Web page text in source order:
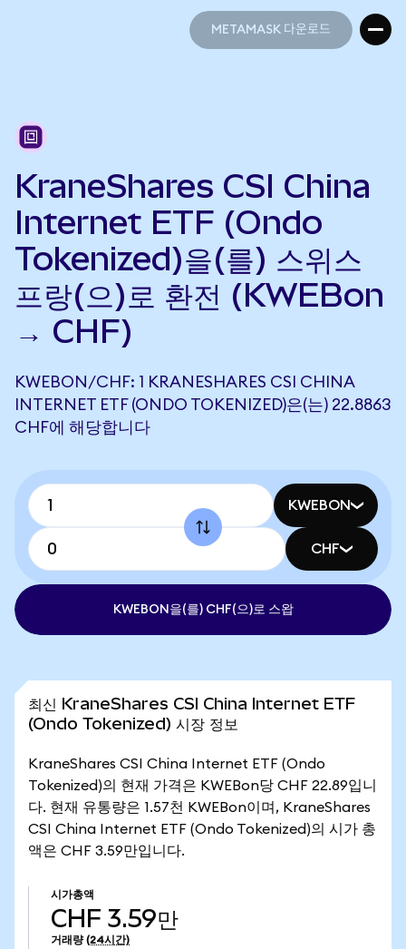
METAMASK 다운로드
KraneShares CSI China
Internet ETF (Ondo
Tokenized)을(를) 스위스
프랑(으)로 환전 (KWEBon
→ CHF)
KWEBON/CHF: 1 KRANESHARES CSI CHINA
INTERNET ETF (ONDO TOKENIZED)은(는) 22.8863
CHF에 해당합니다
KWEBON
CHF
KWEBON을(를) CHF(으)로 스왑
최신 KraneShares CSI China Internet ETF
(Ondo Tokenized) 시장 정보
KraneShares CSI China Internet ETF (Ondo
Tokenized)의 현재 가격은 KWEBon당 CHF 22.89입니
다. 현재 유통량은 1.57천 KWEBon이며, KraneShares
CSI China Internet ETF (Ondo Tokenized)의 시가 총
액은 CHF 3.59만입니다.
시가총액
CHF 3.59만
거래량 (24시간)